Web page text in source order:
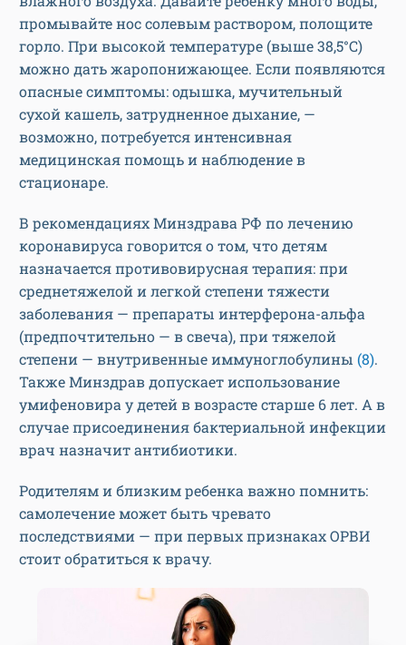
промывайте нос солевым раствором, полощите
горло. При высокой температуре (выше 38,5°C)
можно дать жаропонижающее. Если появляются
опасные симптомы: одышка, мучительный
сухой кашель, затрудненное дыхание, —
возможно, потребуется интенсивная
медицинская помощь и наблюдение в
стационаре.
В рекомендациях Минздрава РФ по лечению
коронавируса говорится о том, что детям
назначается противовирусная терапия: при
среднетяжелой и легкой степени тяжести
заболевания — препараты интерферона-альфа
(предпочтительно — в свеча), при тяжелой
степени — внутривенные иммуноглобулины (8).
Также Минздрав допускает использование
умифеновира у детей в возрасте старше 6 лет. А в
случае присоединения бактериальной инфекции
врач назначит антибиотики.
Родителям и близким ребенка важно помнить:
самолечение может быть чревато
последствиями — при первых признаках ОРВИ
стоит обратиться к врачу.